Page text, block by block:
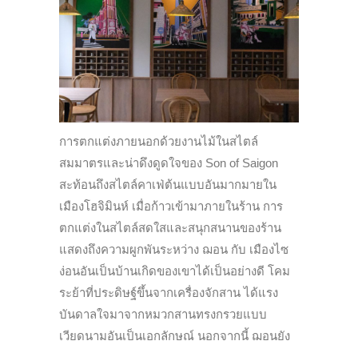
การตกแต่งภายนอกด้วยงานไม้ในสไตล์
สมมาตรและน่าดึงดูดใจของ Son of Saigon
สะท้อนถึงสไตล์คาเฟ่ต้นแบบอันมากมายใน
เมืองโฮจิมินห์ เมื่อก้าวเข้ามาภายในร้าน การ
ตกแต่งในสไตล์สดใสและสนุกสนานของร้าน
แสดงถึงความผูกพันระหว่าง ฌอน กับ เมืองไซ
ง่อนอันเป็นบ้านเกิดของเขาได้เป็นอย่างดี โคม
ระย้าที่ประดิษฐ์ขึ้นจากเครื่องจักสาน ได้แรง
บันดาลใจมาจากหมวกสานทรงกรวยแบบ
เวียดนามอันเป็นเอกลักษณ์ นอกจากนี้ ฌอนยัง